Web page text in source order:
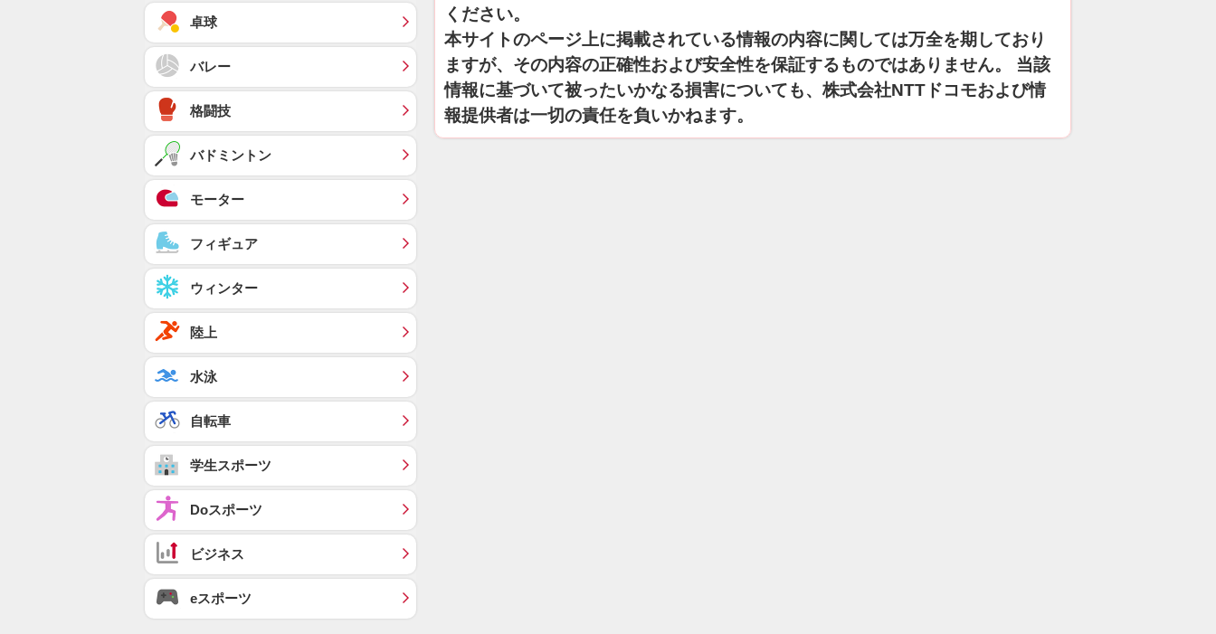
ください。
本サイトのページ上に掲載されている情報の内容に関しては万全を期しており
ますが、その内容の正確性および安全性を保証するものではありません。 当該
情報に基づいて被ったいかなる損害についても、株式会社NTTドコモおよび情
報提供者は一切の責任を負いかねます。
卓球
バレー
格闘技
バドミントン
モーター
フィギュア
ウィンター
陸上
水泳
自転車
学生スポーツ
Doスポーツ
ビジネス
eスポーツ